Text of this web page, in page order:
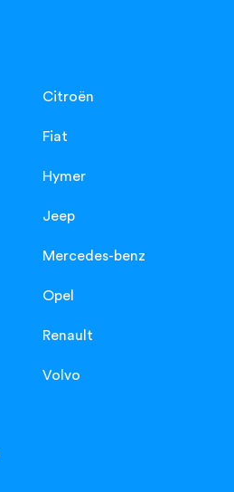
Citroën
Fiat
Hymer
Jeep
Mercedes-benz
Opel
Renault
Volvo